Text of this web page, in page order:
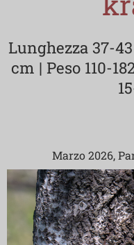
Lunghezza 37-
cm | Peso 110-
Marzo 2026,